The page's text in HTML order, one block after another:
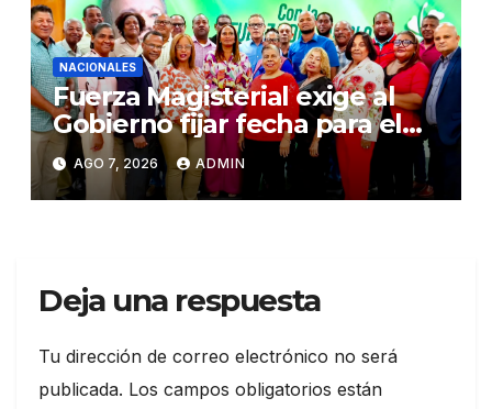
NACIONALES
Fuerza Magisterial exige al
Gobierno fijar fecha para el
pago de la Evaluación del
Desempeño
AGO 7, 2026 ADMIN
Deja una respuesta
Tu dirección de correo electrónico no será
publicada. Los campos obligatorios están